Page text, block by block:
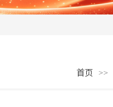
首页 >>